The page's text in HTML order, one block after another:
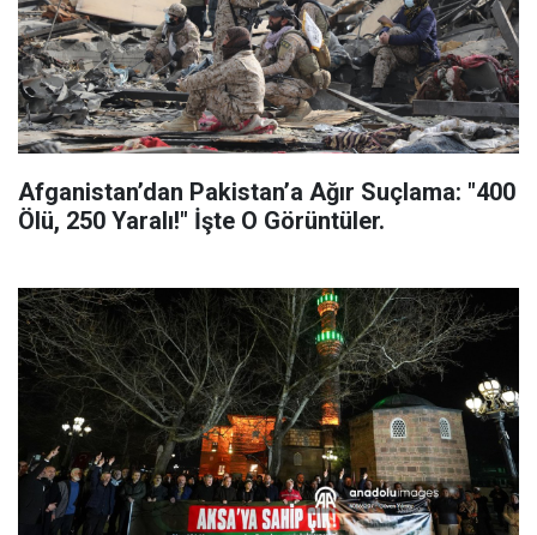
Afganistan’dan Pakistan’a Ağır Suçlama: "400
Ölü, 250 Yaralı!" İşte O Görüntüler.